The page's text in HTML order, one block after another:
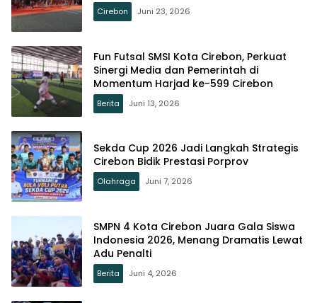
Cirebon Juni 23, 2026
Fun Futsal SMSI Kota Cirebon, Perkuat
Sinergi Media dan Pemerintah di
Momentum Harjad ke-599 Cirebon
Berita Juni 13, 2026
Sekda Cup 2026 Jadi Langkah Strategis
Cirebon Bidik Prestasi Porprov
Olahraga Juni 7, 2026
SMPN 4 Kota Cirebon Juara Gala Siswa
Indonesia 2026, Menang Dramatis Lewat
Adu Penalti
Berita Juni 4, 2026